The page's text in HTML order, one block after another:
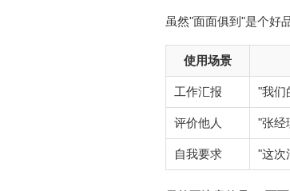
虽然"面面俱到"是个好
使用场景
工作汇报 "我们
评价他人 "张经
自我要求 "这次